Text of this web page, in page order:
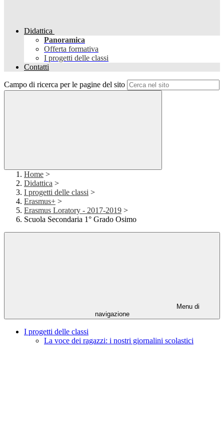
Didattica
Panoramica
Offerta formativa
I progetti delle classi
Contatti
Campo di ricerca per le pagine del sito
Home >
Didattica >
I progetti delle classi >
Erasmus+ >
Erasmus Loratory - 2017-2019 >
Scuola Secondaria 1° Grado Osimo
Menu di
navigazione
I progetti delle classi
La voce dei ragazzi: i nostri giornalini scolastici